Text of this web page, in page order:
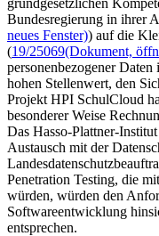
Bundesregierung in ihrer
neues Fenster)) auf die
(19/25069(Dokument,
personenbezogener
hohen Stellenwert, den
Projekt HPI SchulCloud
besonderer Weise
Das Hasso-Plattner-
Austausch mit der
Penetration Testing, die
würden, würden den
Softwareentwicklung
entsprechen.